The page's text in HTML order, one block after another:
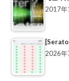
2017年
[Serato
2026年